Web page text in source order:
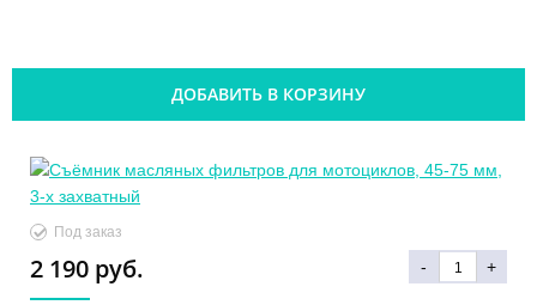
ДОБАВИТЬ В КОРЗИНУ
Под заказ
2 190 руб. - +